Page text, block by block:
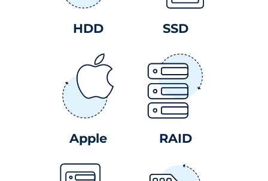
HDD SSD
Apple RAID